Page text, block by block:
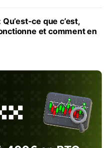
ce que c’est,
et comment en